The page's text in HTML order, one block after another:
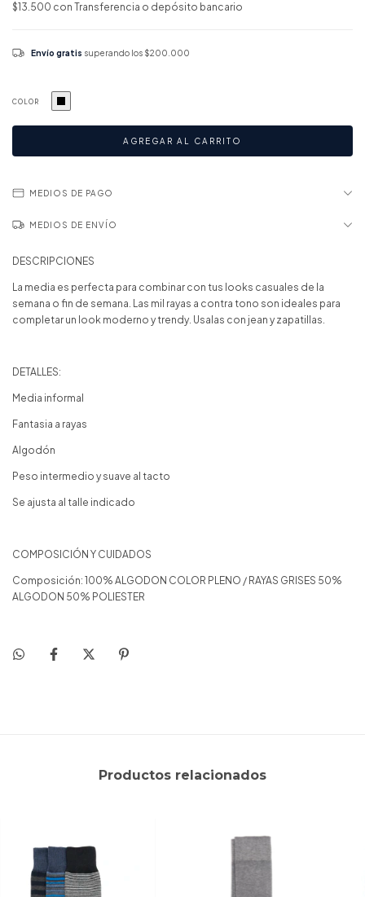
$13.500 con Transferencia o depósito bancario
Envío gratis superando los $200.000
COLOR
MEDIOS DE PAGO
MEDIOS DE ENVÍO
DESCRIPCIONES
La media es perfecta para combinar con tus looks casuales de la
semana o fin de semana. Las mil rayas a contra tono son ideales para
completar un look moderno y trendy. Usalas con jean y zapatillas.
DETALLES:
Media informal
Fantasia a rayas
Algodón
Peso intermedio y suave al tacto
Se ajusta al talle indicado
COMPOSICIÓN Y CUIDADOS
Composición: 100% ALGODON COLOR PLENO / RAYAS GRISES 50%
ALGODON 50% POLIESTER
Productos relacionados